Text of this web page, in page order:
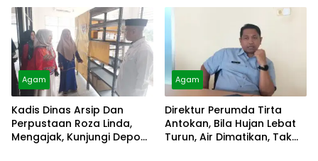
Agam
Kadis Dinas Arsip Dan
Perpustaan Roza Linda,
Mengajak, Kunjungi Depo
Agam
Direktur Perumda Tirta
Antokan, Bila Hujan Lebat
Turun, Air Dimatikan, Tak